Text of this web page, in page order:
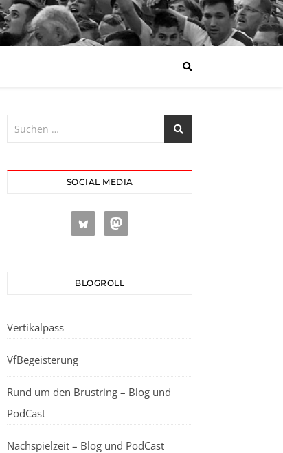
SOCIAL MEDIA
BLOGROLL
Vertikalpass
VfBegeisterung
Rund um den Brustring – Blog und
PodCast
Nachspielzeit – Blog und PodCast